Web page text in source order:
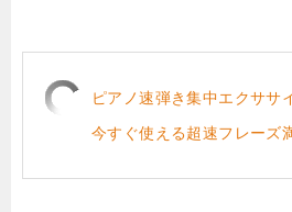
ピアノ速弾き集中エクササ
今すぐ使える超速フレーズ